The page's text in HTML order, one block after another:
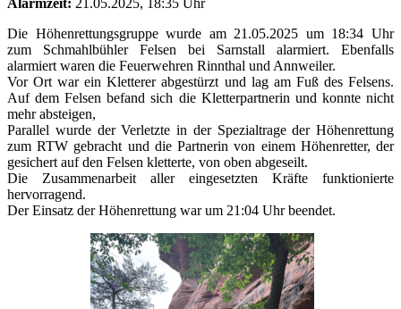
Alarmzeit: 21.05.2025, 18:35 Uhr
Die Höhenrettungsgruppe wurde am 21.05.2025 um 18:34 Uhr
zum Schmahlbühler Felsen bei Sarnstall alarmiert. Ebenfalls
alarmiert waren die Feuerwehren Rinnthal und Annweiler.
Vor Ort war ein Kletterer abgestürzt und lag am Fuß des Felsens.
Auf dem Felsen befand sich die Kletterpartnerin und konnte nicht
mehr absteigen,
Parallel wurde der Verletzte in der Spezialtrage der Höhenrettung
zum RTW gebracht und die Partnerin von einem Höhenretter, der
gesichert auf den Felsen kletterte, von oben abgeseilt.
Die Zusammenarbeit aller eingesetzten Kräfte funktionierte
hervorragend.
Der Einsatz der Höhenrettung war um 21:04 Uhr beendet.